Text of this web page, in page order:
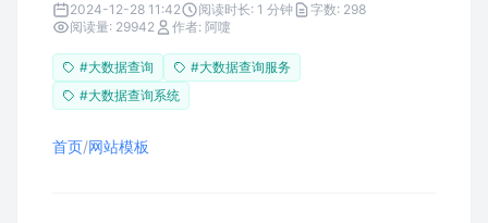
2024-12-28 11:42 阅读时长: 1 分钟
字数: 298
阅读量: 29942
作者: 阿嚏
#大数据查询
#大数据查询服务
#大数据查询系统
首页/网站模板